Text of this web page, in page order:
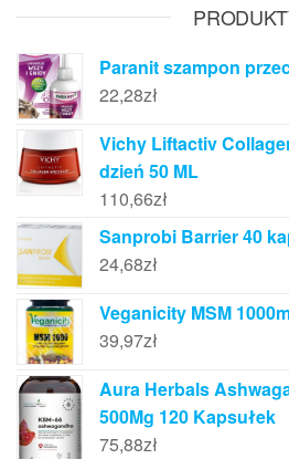
Paranit szampon
22,28zł
Vichy Liftactiv
dzień 50 ML
110,66zł
Sanprobi Barrier 40
24,68zł
Veganicity MSM
39,97zł
Aura Herbals
500Mg 120 Kapsułek
75,88zł